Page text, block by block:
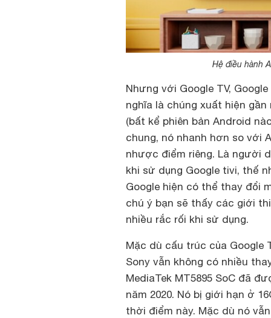
Hệ điều hành
Nhưng với Google TV,
nghĩa là chúng xuất hiện
(bất kể phiên bản Android
chung, nó nhanh hơn so với
nhược điểm riêng. Là người
khi sử dụng Google tivi, thế
Google hiện có thể thay đổi
chú ý bạn sẽ thấy các giới
nhiều rắc rối khi sử dụng.
Mặc dù cấu trúc của Google
Sony vẫn không có nhiều
MediaTek MT5895 SoC đã
năm 2020. Nó bị giới hạn ở
thời điểm này. Mặc dù nó